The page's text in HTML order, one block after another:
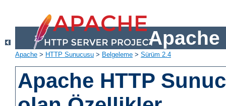
Apache
Apache > HTTP Sunucusu > Belgeleme > Sürüm 2.4
Apache HTTP